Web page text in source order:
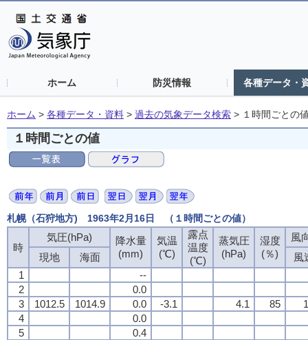
ホーム 防災情報 各種データ・
ホーム > 各種データ・資料 > 過去の気象データ検索 > １時間ごとの
１時間ごとの値
札幌（石狩地方) 1963年2月16日 （１時間ごとの値）
時
気圧(hPa)
降水量
(mm)
気温
(℃)
露点
温度
(℃)
蒸気圧
(hPa)
湿度
(％)
風
現地
海面
風
1
--
2
0.0
3
1012.5 1014.9 0.0 -3.1 4.1 85
4
0.0
5
0.4